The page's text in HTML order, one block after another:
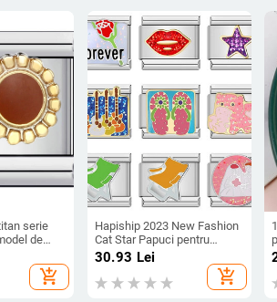
serie
de
ulei,
italiană
gros add_shopping_cart
Hapiship 2023 New Fashion
Cat Star Papuci pentru
chitară Charm Legături
italiene Se potrivesc cu
brățară de 9 mm Bijuterii din
oțel inoxidabil DJ644-B
30.93 Lei
add_shopping_cart